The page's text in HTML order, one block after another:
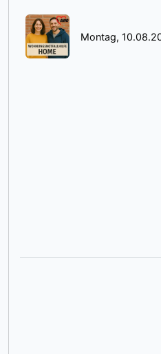
Montag,